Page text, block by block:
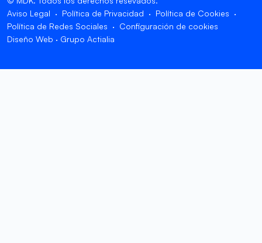
Aviso Legal
Política de Privacidad
Política de Cookies
Política de Redes Sociales
Configuración de cookies
Diseño Web · Grupo Actialia